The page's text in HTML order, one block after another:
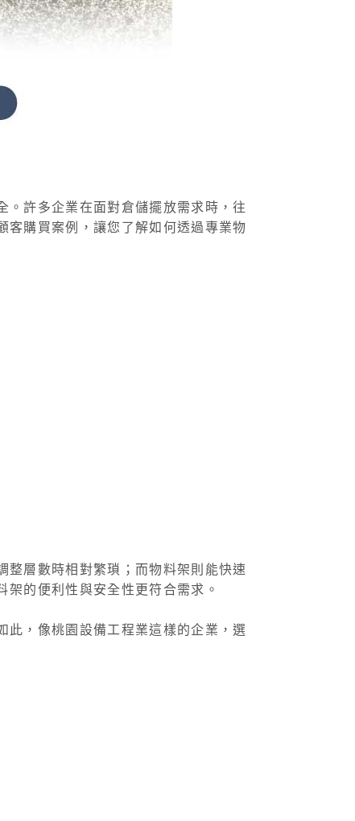
。許多企業在面對倉儲擺放需求時，往
客購買案例，讓您了解如何透過專業物
整層數時相對繁瑣；而物料架則能快速
的便利性與安全性更符合需求。
此，像桃園設備工程業這樣的企業，選